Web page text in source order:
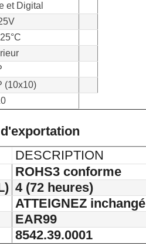
et Digital
(10x10)
DESCRIPTION
ROHS3 conforme
4 (72 heures)
ATTEIGNEZ inchangé
EAR99
8542.39.0001